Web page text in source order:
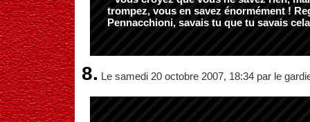
trompez, vous en savez énormément !
Pennacchioni, savais tu que tu savais
8. Le samedi 20 octobre 2007, 18:34 par le